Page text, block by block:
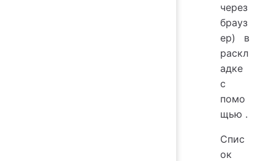
через
брауз
ер) в
раскл
адке
с
помо
щью .
Спис
ок